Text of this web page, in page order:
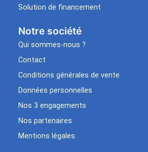
Solution de financement
Notre société
Qui sommes-nous ?
Contact
Conditions générales de vente
Données personnelles
Nos 3 engagements
Nos partenaires
Mentions légales